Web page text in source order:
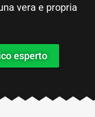
vera e propria
esperto